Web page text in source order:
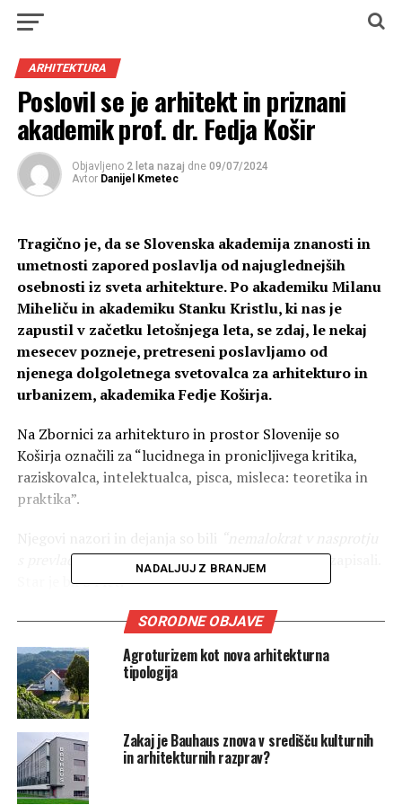
ARHITEKTURA
Poslovil se je arhitekt in priznani
akademik prof. dr. Fedja Košir
Objavljeno 2 leta nazaj dne 09/07/2024
Avtor Danijel Kmetec
Tragično je, da se Slovenska akademija znanosti in
umetnosti zapored poslavlja od najuglednejših
osebnosti iz sveta arhitekture. Po akademiku Milanu
Miheliču in akademiku Stanku Kristlu, ki nas je
zapustil v začetku letošnjega leta, se zdaj, le nekaj
mesecev pozneje, pretreseni poslavljamo od
njenega dolgoletnega svetovalca za arhitekturo in
urbanizem, akademika Fedje Koširja.
Na Zbornici za arhitekturo in prostor Slovenije so
Koširja označili za “lucidnega in pronicljivega kritika,
raziskovalca, intelektualca, pisca, misleca: teoretika in
praktika”.
s prevladujočimi, a nikoli neverodostojni”,so še zapisali.
Star je bil 84 let.
Po navedbah Slovenske akademije znanosti in
umetnosti, katere izredni član je bil od lani, je Košir v 70.
in 80. letih preteklega stoletja na slovenskih in
jugoslovanskih javnih natečajih za urbanistične in
arhitekturne predloge prejel več kot 60 nagrad in
odkupov.
Med Koširjevimi najpomembnejšimi projekti so na
Slovenski akademiji znanosti in umetnosti (SAZU)
NADALJUJ Z BRANJEM
SORODNE OBJAVE
Agroturizem kot nova arhitekturna
tipologija
Zakaj je Bauhaus znova v središču kulturnih
in arhitekturnih razprav?